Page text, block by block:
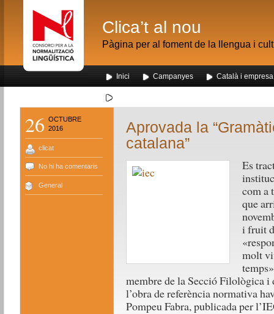
Clica’t al nou
Pàgina per al foment de la llengua i
Inici Campanyes Català i empresa
26 OCTUBRE
2016
clicat
No hi ha comentaris
General
Aprovada la
catalana”
Es
com a
que
i fruit
molt
membre de la Secció Filològica i
l’obra de referència normativa
Pompeu Fabra, publicada per